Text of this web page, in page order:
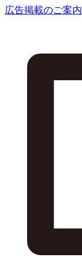
広告掲載のご案内